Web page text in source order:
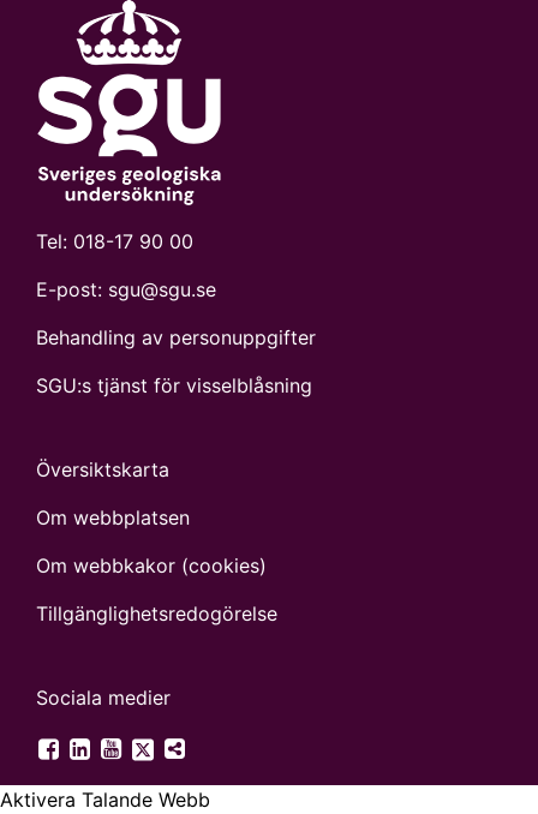
Tel: 018-17 90 00
E-post: sgu@sgu.se
Behandling av personuppgifter
SGU:s tjänst för visselblåsning
Översiktskarta
Om webbplatsen
Om webbkakor (cookies)
Tillgänglighets­redogörelse
Sociala medier
SGU på Facebook
SGU på LinkedIn
SGU på YouTube
SGU på Twitter
Fler digitala kanaler
Aktivera Talande Webb